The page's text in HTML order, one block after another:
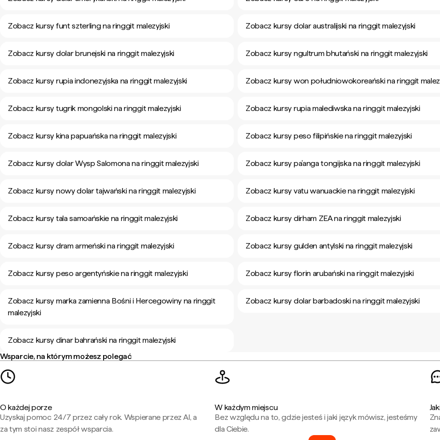
Zobacz kursy funt szterling na ringgit malezyjski Zobacz kursy dolar australijski na ringgit malezyjski
Zobacz kursy dolar brunejski na ringgit malezyjski Zobacz kursy ngultrum bhutański na ringgit malezyjski
Zobacz kursy rupia indonezyjska na ringgit malezyjski Zobacz kursy won południowokoreański na ringgit
Zobacz kursy tugrik mongolski na ringgit malezyjski Zobacz kursy rupia malediwska na ringgit malezyjski
Zobacz kursy kina papuańska na ringgit malezyjski Zobacz kursy peso filipińskie na ringgit malezyjski
Zobacz kursy dolar Wysp Salomona na ringgit malezyjski Zobacz kursy pa’anga tongijska na ringgit malezyjski
Zobacz kursy nowy dolar tajwański na ringgit malezyjski Zobacz kursy vatu wanuackie na ringgit malezyjski
Zobacz kursy tala samoańskie na ringgit malezyjski Zobacz kursy dirham ZEA na ringgit malezyjski
Zobacz kursy dram armeński na ringgit malezyjski Zobacz kursy gulden antylski na ringgit malezyjski
Zobacz kursy peso argentyńskie na ringgit malezyjski Zobacz kursy florin arubański na ringgit malezyjski
Zobacz kursy marka zamienna Bośni i Hercegowiny na ringgit
malezyjski
Zobacz kursy dolar barbadoski na ringgit malezyjski
Zobacz kursy dinar bahrański na ringgit malezyjski
Wsparcie, na którym możesz polegać
O każdej porze
Uzyskaj pomoc 24/7 przez cały rok. Wspierane przez AI, a
za tym stoi nasz zespół wsparcia.
W każdym miejscu
Bez względu na to, gdzie jesteś i jaki język mówisz, jesteśmy
dla Ciebie.